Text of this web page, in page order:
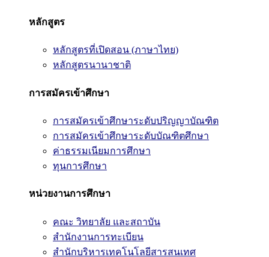
หลักสูตร
หลักสูตรที่เปิดสอน (ภาษาไทย)
หลักสูตรนานาชาติ
การสมัครเข้าศึกษา
การสมัครเข้าศึกษาระดับปริญญาบัณฑิต
การสมัครเข้าศึกษาระดับบัณฑิตศึกษา
ค่าธรรมเนียมการศึกษา
ทุนการศึกษา
หน่วยงานการศึกษา
คณะ วิทยาลัย และสถาบัน
สำนักงานการทะเบียน
สำนักบริหารเทคโนโลยีสารสนเทศ